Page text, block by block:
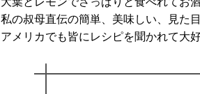
私の叔母直伝の簡単、美味しい、見た
アメリカでも皆にレシピを聞かれて大好